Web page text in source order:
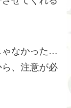
ゃなかった…
、注意が必